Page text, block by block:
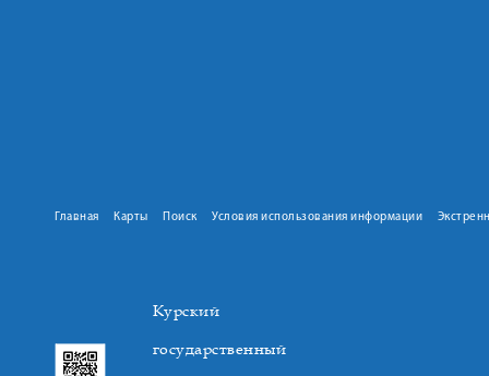
Главная Карты Поиск Условия использования информации
Курский
государственный